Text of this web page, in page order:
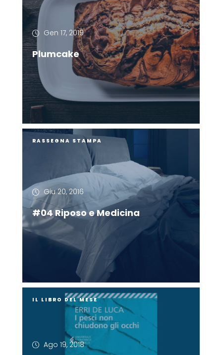
Gen 17, 2019
Plumcake
RASSEGNA STAMPA
Giu 20, 2016
#04 Riposo e Medicina
IL LIBRO DEL MESE
Ago 19, 2018